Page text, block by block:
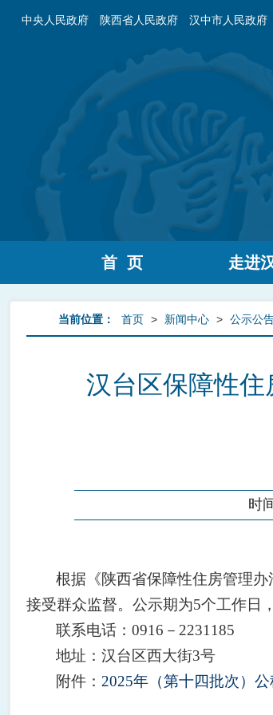
中央人民政府 陕西省人民政府 汉中市人民政府
首 页 走进
当前位置： 首页 > 新闻中心 > 公示公
汉台区保障性
时
根据《陕西省保障性住房管理办
接受群众监督。公示期为5个工作日
联系电话：0916 － 2231185
地址：汉台区西大街3号
附件 ： 2025年（第十四批次）